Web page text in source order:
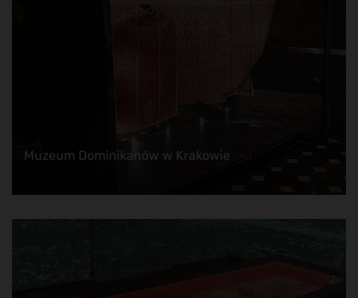
Muzeum Dominikanów w Krakowie